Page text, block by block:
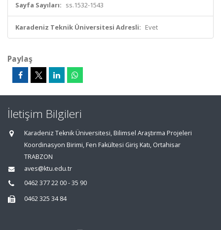
Sayfa Sayıları: ss.1532-1543
Karadeniz Teknik Üniversitesi Adresli: Evet
Paylaş
İletişim Bilgileri
Karadeniz Teknik Üniversitesi, Bilimsel Araştırma Projeleri
Koordinasyon Birimi, Fen Fakültesi Giriş Katı, Ortahisar
TRABZON
aves@ktu.edu.tr
0462 377 22 00 - 35 90
0462 325 34 84